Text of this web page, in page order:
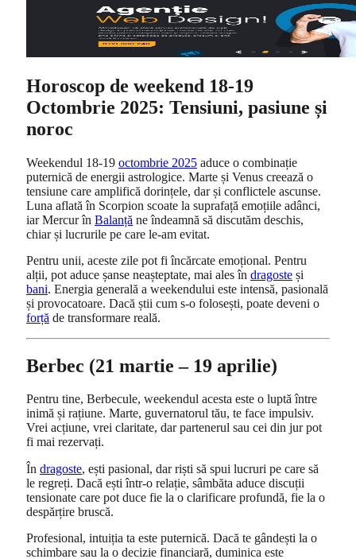
Horoscop de weekend 18-19
Octombrie 2025: Tensiuni, pasiune și
noroc
Weekendul 18-19 octombrie 2025 aduce o combinație
puternică de energii astrologice. Marte și Venus creează o
tensiune care amplifică dorințele, dar și conflictele ascunse.
Luna aflată în Scorpion scoate la suprafață emoțiile adânci,
iar Mercur în Balanță ne îndeamnă să discutăm deschis,
chiar și lucrurile pe care le-am evitat.
Pentru unii, aceste zile pot fi încărcate emoțional. Pentru
alții, pot aduce șanse neașteptate, mai ales în dragoste și
bani. Energia generală a weekendului este intensă, pasională
și provocatoare. Dacă știi cum s-o folosești, poate deveni o
forță de transformare reală.
Berbec (21 martie – 19 aprilie)
Pentru tine, Berbecule, weekendul acesta este o luptă între
inimă și rațiune. Marte, guvernatorul tău, te face impulsiv.
Vrei acțiune, vrei claritate, dar partenerul sau cei din jur pot
fi mai rezervați.
În dragoste, ești pasional, dar riști să spui lucruri pe care să
le regreți. Dacă ești într-o relație, sâmbăta aduce discuții
tensionate care pot duce fie la o clarificare profundă, fie la o
despărțire bruscă.
Profesional, intuiția ta este puternică. Dacă te gândești la o
schimbare sau la o decizie financiară, duminica este